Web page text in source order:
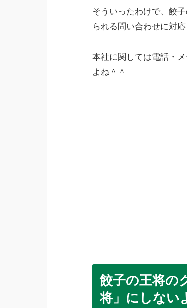
そういったわけで、餃
られる問い合わせに対
本社に関しては電話・
よね＾＾
餃子の王将の
将」にしない